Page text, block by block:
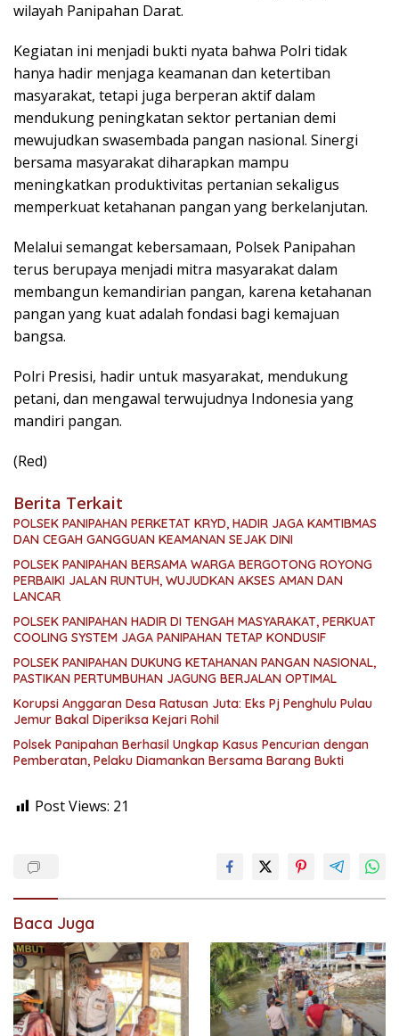
wilayah Panipahan Darat.
Kegiatan ini menjadi bukti nyata bahwa Polri tidak
hanya hadir menjaga keamanan dan ketertiban
masyarakat, tetapi juga berperan aktif dalam
mendukung peningkatan sektor pertanian demi
mewujudkan swasembada pangan nasional. Sinergi
bersama masyarakat diharapkan mampu
meningkatkan produktivitas pertanian sekaligus
memperkuat ketahanan pangan yang berkelanjutan.
Melalui semangat kebersamaan, Polsek Panipahan
terus berupaya menjadi mitra masyarakat dalam
membangun kemandirian pangan, karena ketahanan
pangan yang kuat adalah fondasi bagi kemajuan
bangsa.
Polri Presisi, hadir untuk masyarakat, mendukung
petani, dan mengawal terwujudnya Indonesia yang
mandiri pangan.
(Red)
Berita Terkait
POLSEK PANIPAHAN PERKETAT KRYD, HADIR JAGA KAMTIBMAS
DAN CEGAH GANGGUAN KEAMANAN SEJAK DINI
POLSEK PANIPAHAN BERSAMA WARGA BERGOTONG ROYONG
PERBAIKI JALAN RUNTUH, WUJUDKAN AKSES AMAN DAN
LANCAR
POLSEK PANIPAHAN HADIR DI TENGAH MASYARAKAT, PERKUAT
COOLING SYSTEM JAGA PANIPAHAN TETAP KONDUSIF
POLSEK PANIPAHAN DUKUNG KETAHANAN PANGAN NASIONAL,
PASTIKAN PERTUMBUHAN JAGUNG BERJALAN OPTIMAL
Korupsi Anggaran Desa Ratusan Juta: Eks Pj Penghulu Pulau
Jemur Bakal Diperiksa Kejari Rohil
Polsek Panipahan Berhasil Ungkap Kasus Pencurian dengan
Pemberatan, Pelaku Diamankan Bersama Barang Bukti
Post Views: 21
Baca Juga